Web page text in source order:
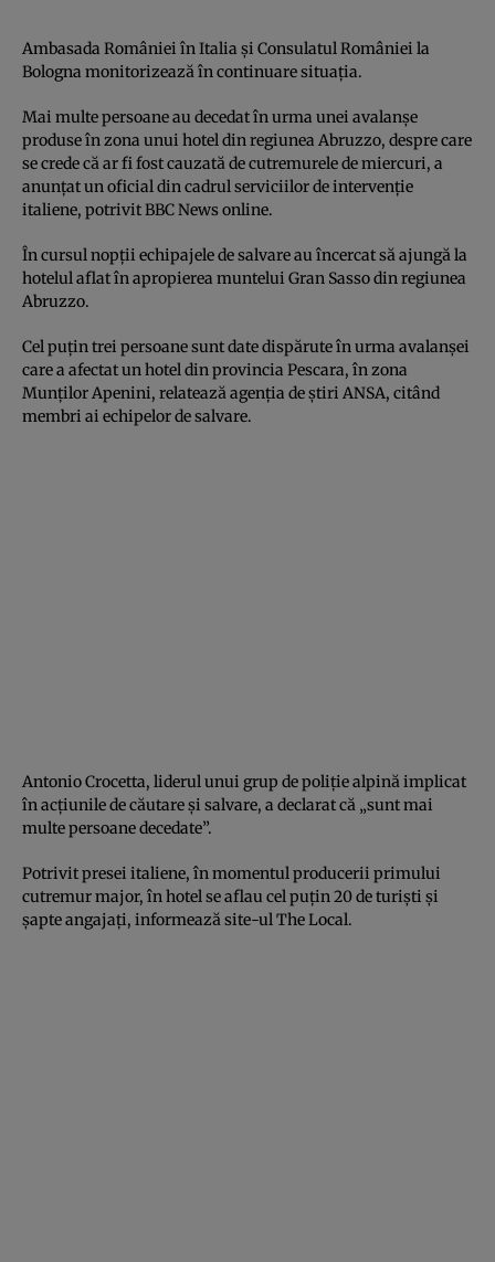
Ambasada României în Italia şi Consulatul României la
Bologna monitorizează în continuare situaţia.
Mai multe persoane au decedat în urma unei avalanşe
produse în zona unui hotel din regiunea Abruzzo, despre care
se crede că ar fi fost cauzată de cutremurele de miercuri, a
anunţat un oficial din cadrul serviciilor de intervenţie
italiene, potrivit BBC News online.
În cursul nopţii echipajele de salvare au încercat să ajungă la
hotelul aflat în apropierea muntelui Gran Sasso din regiunea
Abruzzo.
Cel puţin trei persoane sunt date dispărute în urma avalanşei
care a afectat un hotel din provincia Pescara, în zona
Munţilor Apenini, relatează agenţia de ştiri ANSA, citând
membri ai echipelor de salvare.
Antonio Crocetta, liderul unui grup de poliţie alpină implicat
în acţiunile de căutare şi salvare, a declarat că „sunt mai
multe persoane decedate”.
Potrivit presei italiene, în momentul producerii primului
cutremur major, în hotel se aflau cel puţin 20 de turişti şi
şapte angajaţi, informează site-ul The Local.